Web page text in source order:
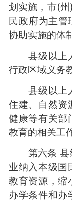
划实施，市(
民政府为主管
协助实施的体制
县级以上人
行政区域义务
县级以上人
住建、自然资
健康等有关部
教育的相关工作
第六条 县
业纳入本级国
教育资源，缩
办学条件和办